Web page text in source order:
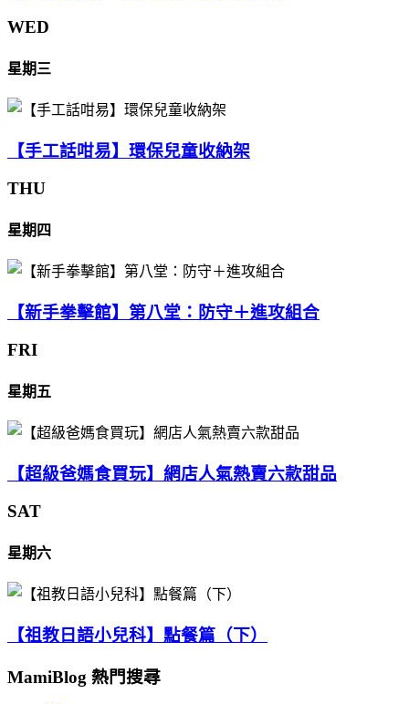
WED
星期三
【手工話咁易】環保兒童收納架
THU
星期四
【新手拳擊館】第八堂：防守＋進攻組合
FRI
星期五
【超級爸媽食買玩】網店人氣熱賣六款甜品
SAT
星期六
【祖教日語小兒科】點餐篇（下）
MamiBlog 熱門搜尋